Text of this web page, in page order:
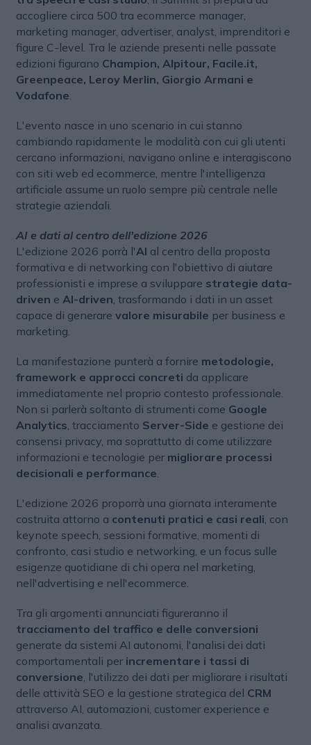
accogliere circa 500 tra ecommerce manager,
marketing manager, advertiser, analyst, imprenditori e
figure C-level. Tra le aziende presenti nelle passate
edizioni figurano Champion, Alpitour, Facile.it,
Greenpeace, Leroy Merlin, Giorgio Armani e
Vodafone
L'evento nasce in uno scenario in cui stanno
cambiando rapidamente le modalità con cui gli utenti
cercano informazioni, navigano online e interagiscono
con siti web ed ecommerce, mentre l'intelligenza
artificiale assume un ruolo sempre più centrale nelle
strategie aziendali.
AI e dati al centro dell'edizione 2026
L'edizione 2026 porrà l'AI al centro della proposta
formativa e di networking con l'obiettivo di aiutare
professionisti e imprese a sviluppare strategie data-
driven e AI-driven , trasformando i dati in un asset
capace di generare valore misurabile per business e
marketing.
La manifestazione punterà a fornire metodologie,
framework e approcci concreti da applicare
immediatamente nel proprio contesto professionale.
Non si parlerà soltanto di strumenti come Google
Analytics , tracciamento Server-Side e gestione dei
consensi privacy, ma soprattutto di come utilizzare
informazioni e tecnologie per migliorare processi
decisionali e performance
L'edizione 2026 proporrà una giornata interamente
costruita attorno a contenuti pratici e casi reali , con
keynote speech, sessioni formative, momenti di
confronto, casi studio e networking, e un focus sulle
esigenze quotidiane di chi opera nel marketing,
nell'advertising e nell'ecommerce.
Tra gli argomenti annunciati figureranno il
tracciamento del traffico e delle conversioni
generate da sistemi AI autonomi, l'analisi dei dati
comportamentali per incrementare i tassi di
conversione , l'utilizzo dei dati per migliorare i risultati
delle attività SEO e la gestione strategica del CRM
attraverso AI, automazioni, customer experience e
analisi avanzata.